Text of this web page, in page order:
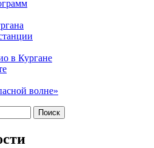
в Кургане
волне»